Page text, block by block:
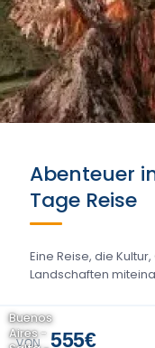
Abenteuer
Tage Reise
Eine Reise, die
Landschaften
VON 555€
Buenos
Aires -